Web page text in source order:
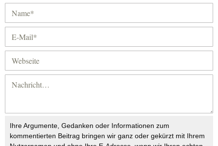
Ihre Argumente, Gedanken oder Informationen zum
kommentierten Beitrag bringen wir ganz oder gekürzt mit Ihrem